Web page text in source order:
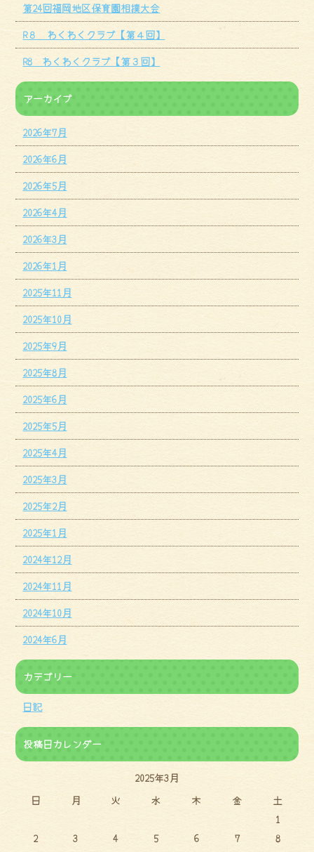
第24回福岡地区保育園相撲大会
R８ わくわくクラブ【第４回】
R8 わくわくクラブ【第３回】
アーカイブ
2026年7月
2026年6月
2026年5月
2026年4月
2026年3月
2026年1月
2025年11月
2025年10月
2025年9月
2025年8月
2025年6月
2025年5月
2025年4月
2025年3月
2025年2月
2025年1月
2024年12月
2024年11月
2024年10月
2024年6月
カテゴリー
日記
投稿日カレンダー
2025年3月
日
月 火 水 木 金
土
1
2
3 4 5 6 7
8